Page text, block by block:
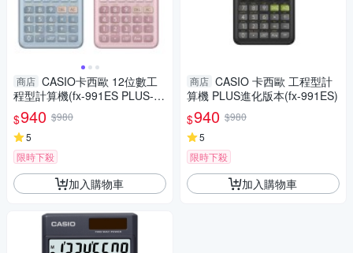
商店 CASIO卡西歐 12位數工
程型計算機(fx-991ES PLUS-2)
-藍/藕粉
$940 $980
5
限時下殺
加入購物車
商店 CASIO 卡西歐 工程型計
算機 PLUS進化版本(fx-991ES)
$940 $980
5
限時下殺
加入購物車